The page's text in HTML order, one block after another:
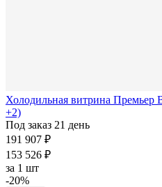
Холодильная витрина
+2)
Под заказ 21 день
191 907 ₽
153 526 ₽
за 1 шт
-20%